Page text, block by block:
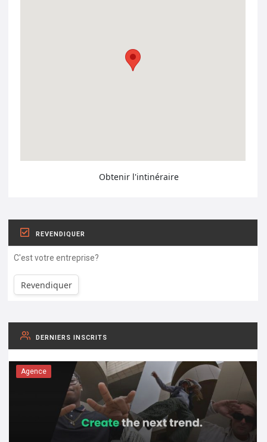
Obtenir l'intinéraire
REVENDIQUER
C'est votre entreprise?
Revendiquer
DERNIERS INSCRITS
Agence